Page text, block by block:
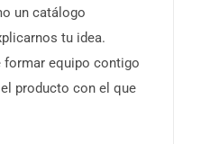
un catálogo
tu idea.
formar equipo contigo
producto con el que